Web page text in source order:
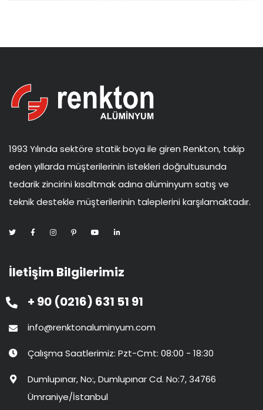
1993 Yılında sektöre statik boya ile giren Renkton, takip
eden yıllarda müşterilerinin istekleri doğrultusunda
tedarik zincirini kısaltmak adına alüminyum satış ve
teknik destekle müşterilerinin taleplerini karşılamaktadır.
İletişim Bilgilerimiz
+ 90 (0216) 631 51 91
info@renktonaluminyum.com
Çalışma Saatlerimiz: Pzt-Cmt: 08:00 - 18:30
Dumlupınar, No:, Dumlupınar Cd. No:7, 34766
Ümraniye/İstanbul